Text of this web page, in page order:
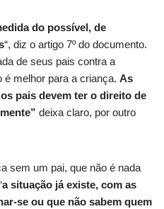
do possível, de
“, diz o artigo 7º do documento.
de seus pais contra a
melhor para a criança. As
pais devem ter o direito de
deixa claro, por outro
sem um pai, que não é nada
a situação já existe, com as
se ou que não sabem quem